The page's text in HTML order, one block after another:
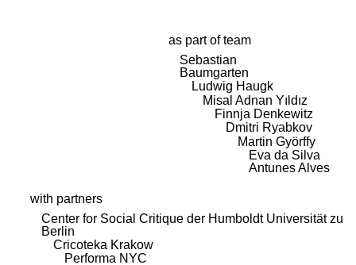
as part of team
Sebastian
Baumgarten
Ludwig Haugk
Misal Adnan Yıldız
Finnja Denkewitz
Dmitri Ryabkov
Martin Györffy
Eva da Silva
Antunes Alves
with partners
Center for Social Critique der Humboldt Universität zu
Berlin
Cricoteka Krakow
Performa NYC